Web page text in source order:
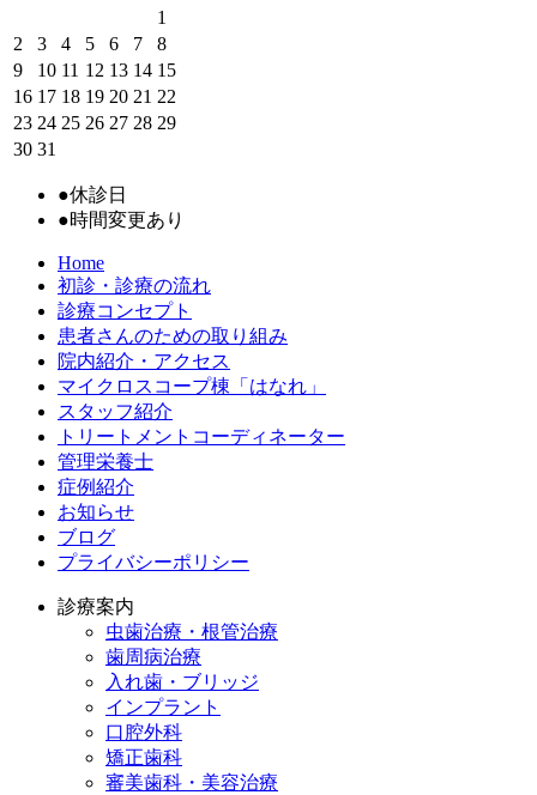
1
2
3 4 5 6 7
8
9
10 11 12 13 14 15
16 17 18 19 20 21 22
23 24 25 26 27 28 29
30 31
●休診日
●時間変更あり
Home
初診・診療の流れ
診療コンセプト
患者さんのための取り組み
院内紹介・アクセス
マイクロスコープ棟「はなれ」
スタッフ紹介
トリートメントコーディネーター
管理栄養士
症例紹介
お知らせ
ブログ
プライバシーポリシー
診療案内
虫歯治療・根管治療
歯周病治療
入れ歯・ブリッジ
インプラント
口腔外科
矯正歯科
審美歯科・美容治療